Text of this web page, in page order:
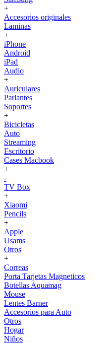
+
Accesorios originales
Laminas
+
iPhone
Android
iPad
Audio
+
Auriculares
Parlantes
Soportes
+
Bicicletas
Auto
Streaming
Escritorio
Cases Macbook
+
-
TV Box
+
Xiaomi
Pencils
+
Apple
Usams
Otros
+
Correas
Porta Tarjetas Magneticos
Botellas Aquamag
Mouse
Lentes Barner
Accesorios para Auto
Otros
Hogar
Niños